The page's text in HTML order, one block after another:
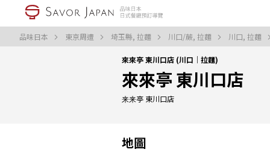
品味日本 東京周遭 埼玉縣, 拉麵 川口/蕨, 拉麵 川口, 拉麵
來來亭 東川口店 (川口｜拉麵)
來來亭 東川口店
来来亭 東川口店
地圖